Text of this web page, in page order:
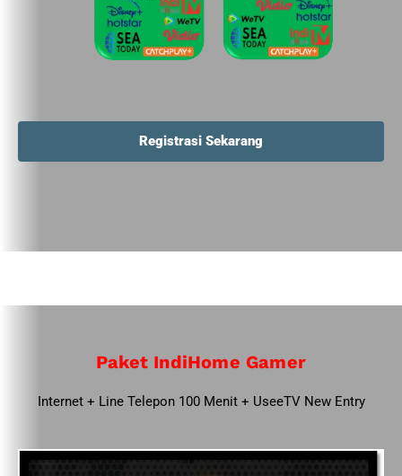
Registrasi Sekarang
Paket IndiHome Gamer
Internet + Line Telepon 100 Menit + UseeTV New Entry